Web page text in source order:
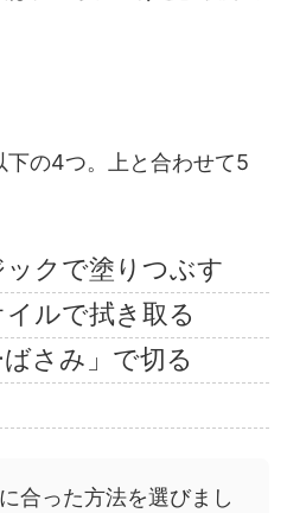
下の4つ。上と合わせて5
クで塗りつぶす
ルで拭き取る
ばさみ」で切る
合った方法を選びまし